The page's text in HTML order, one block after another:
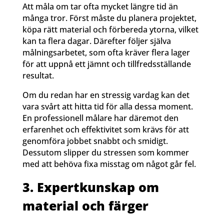
Att måla om tar ofta mycket längre tid än
många tror. Först måste du planera projektet,
köpa rätt material och förbereda ytorna, vilket
kan ta flera dagar. Därefter följer själva
målningsarbetet, som ofta kräver flera lager
för att uppnå ett jämnt och tillfredsställande
resultat.
Om du redan har en stressig vardag kan det
vara svårt att hitta tid för alla dessa moment.
En professionell målare har däremot den
erfarenhet och effektivitet som krävs för att
genomföra jobbet snabbt och smidigt.
Dessutom slipper du stressen som kommer
med att behöva fixa misstag om något går fel.
3. Expertkunskap om
material och färger